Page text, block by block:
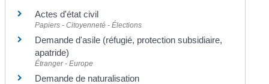
Actes d'état civil
Papiers - Citoyenneté - Élections
Demande d'asile (réfugié, protection subsidiaire,
apatride)
Étranger - Europe
Demande de naturalisation